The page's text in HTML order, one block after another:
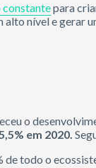
constantepara
alto nível e gerar
o
em 2020.
todo o